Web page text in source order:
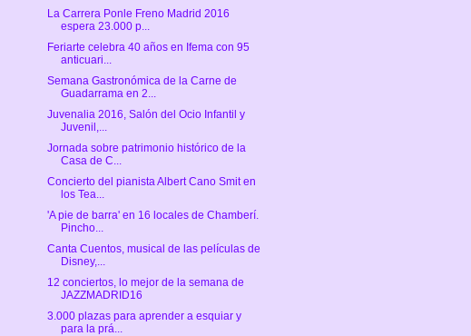
La Carrera Ponle Freno Madrid 2016
espera 23.000 p...
Feriarte celebra 40 años en Ifema con 95
anticuari...
Semana Gastronómica de la Carne de
Guadarrama en 2...
Juvenalia 2016, Salón del Ocio Infantil y
Juvenil,...
Jornada sobre patrimonio histórico de la
Casa de C...
Concierto del pianista Albert Cano Smit en
los Tea...
'A pie de barra' en 16 locales de Chamberí.
Pincho...
Canta Cuentos, musical de las películas de
Disney,...
12 conciertos, lo mejor de la semana de
JAZZMADRID16
3.000 plazas para aprender a esquiar y
para la prá...